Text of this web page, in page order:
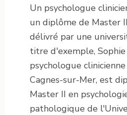
Un psychologue
un diplôme de Master
délivré par une
titre d'exemple,
psychologue
Cagnes-sur-Mer, est
Master II en
pathologique de